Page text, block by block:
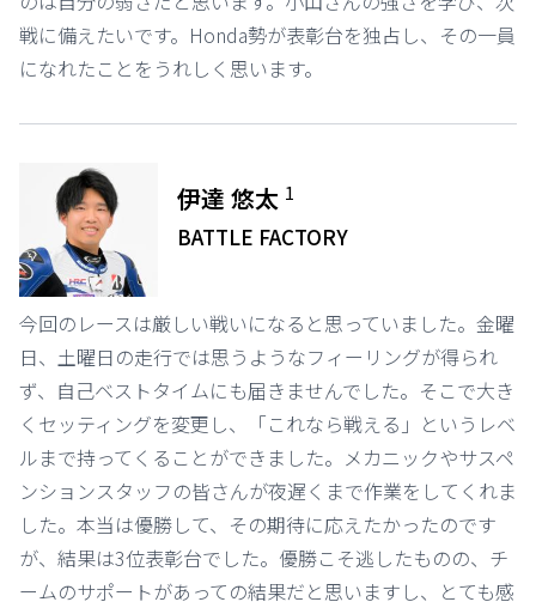
戦に備えたいです。Honda勢が表彰台を独占し、その一員
になれたことをうれしく思います。
伊達 悠太 1
BATTLE FACTORY
今回のレースは厳しい戦いになると思っていました。金曜
日、土曜日の走行では思うようなフィーリングが得られ
ず、自己ベストタイムにも届きませんでした。そこで大き
くセッティングを変更し、「これなら戦える」というレベ
ルまで持ってくることができました。メカニックやサスペ
ンションスタッフの皆さんが夜遅くまで作業をしてくれま
した。本当は優勝して、その期待に応えたかったのです
が、結果は3位表彰台でした。優勝こそ逃したものの、チ
ームのサポートがあっての結果だと思いますし、とても感